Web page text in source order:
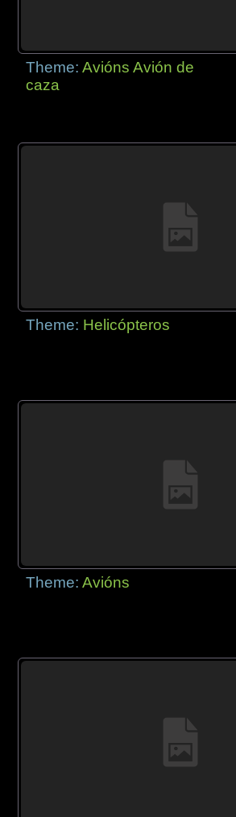
Theme:Avións Avión de
caza
Theme: Helicópteros
Theme:Avións